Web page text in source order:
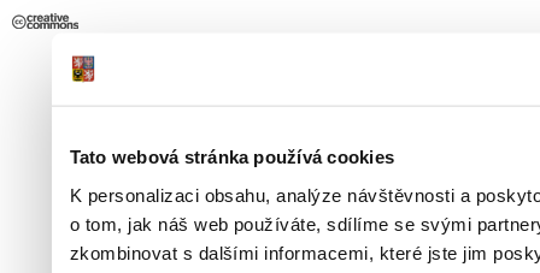
Tato webová stránka používá cookies
K personalizaci obsahu, analýze návštěvnosti a
o tom, jak náš web používáte, sdílíme se svými
zkombinovat s dalšími informacemi, které jste jim